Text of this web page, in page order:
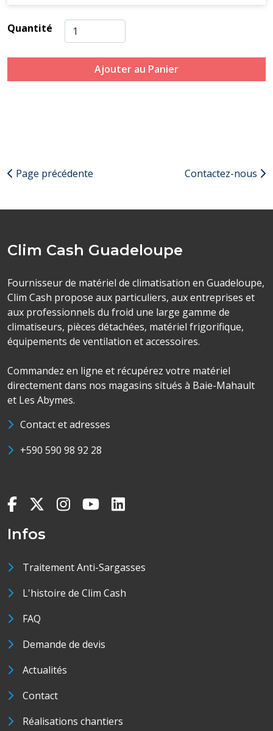
Quantité
Ajouter au Panier
Page précédente Contactez-nous
Clim Cash Guadeloupe
Fournisseur de matériel de climatisation en Guadeloupe,
Clim Cash propose aux particuliers, aux entreprises et
aux professionnels du froid une large gamme de
climatiseurs, pièces détachées, matériel frigorifique,
équipements de ventilation et accessoires.
Commandez en ligne et récupérez votre matériel
directement dans nos magasins situés à Baie-Mahault
et Les Abymes.
Contact et adresses
+590 590 98 92 28
Infos
Traitement Anti-Sargasses
L'histoire de Clim Cash
FAQ
Demande de devis
Actualités
Contact
Réalisations chantiers